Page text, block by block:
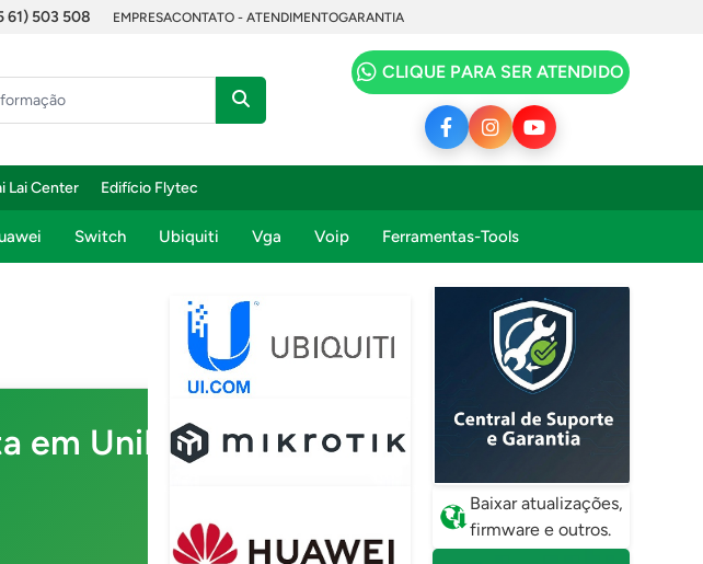
61) 503 508 EMPRESACONTATO - ATENDIMENTOGARANTIA
CLIQUE PARA SER ATENDIDO
Lai Center Edifício Flytec
Switch Ubiquiti Vga Voip Ferramentas-Tools
em UniFi em 15
Baixar atualizações,
firmware e outros.